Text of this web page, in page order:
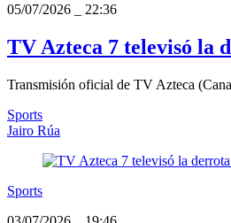
05/07/2026
22:36
TV Azteca 7 televisó la
Transmisión oficial de TV Azteca
Sports
Jairo Rúa
Sports